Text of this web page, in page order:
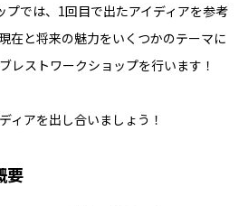
プでは、1回目で出たアイディアを参考
在と将来の魅力をいくつかのテーマに
レストワークショップを行います！
ィアを出し合いましょう！
要